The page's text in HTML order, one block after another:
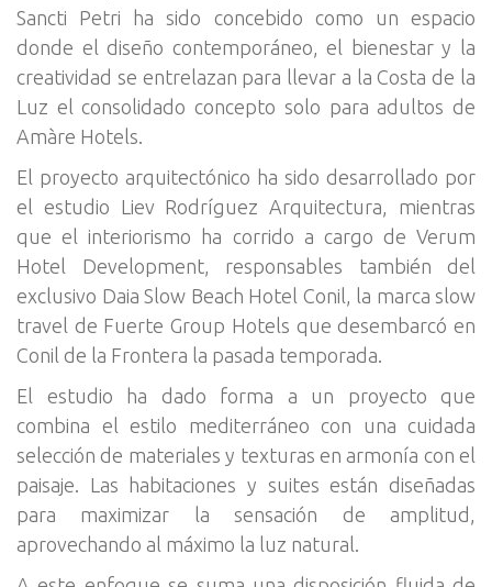
Sancti Petri ha sido concebido como un espacio
donde el diseño contemporáneo, el bienestar y la
creatividad se entrelazan para llevar a la Costa de la
Luz el consolidado concepto solo para adultos de
Amàre Hotels.
El proyecto arquitectónico ha sido desarrollado por
el estudio Liev Rodríguez Arquitectura, mientras
que el interiorismo ha corrido a cargo de Verum
Hotel Development, responsables también del
exclusivo Daia Slow Beach Hotel Conil, la marca slow
travel de Fuerte Group Hotels que desembarcó en
Conil de la Frontera la pasada temporada.
El estudio ha dado forma a un proyecto que
combina el estilo mediterráneo con una cuidada
selección de materiales y texturas en armonía con el
paisaje. Las habitaciones y suites están diseñadas
para maximizar la sensación de amplitud,
aprovechando al máximo la luz natural.